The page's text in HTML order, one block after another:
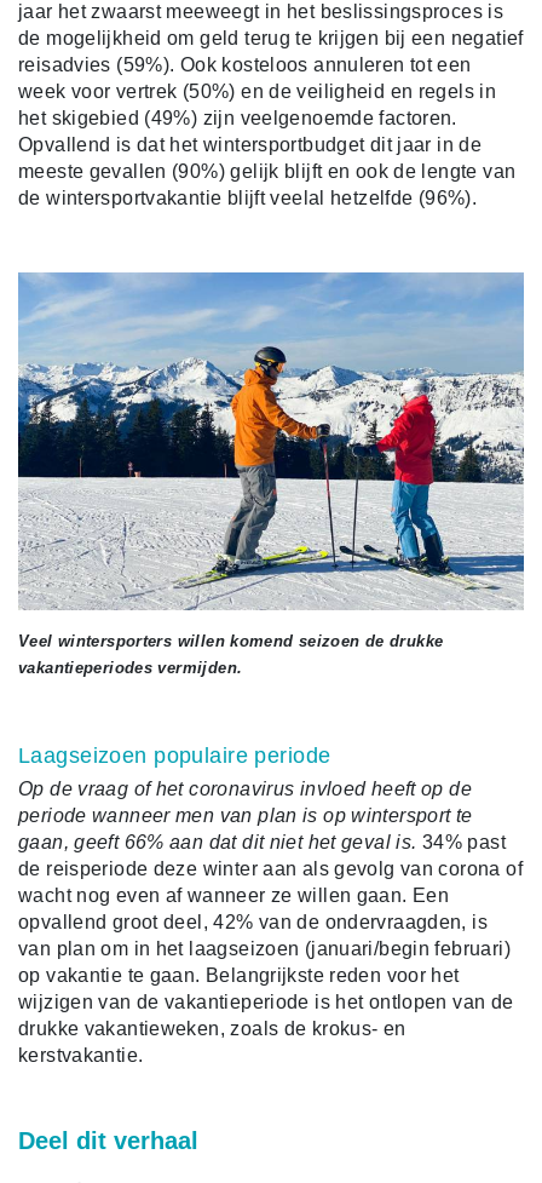
jaar het zwaarst meeweegt in het beslissingsproces is
de mogelijkheid om geld terug te krijgen bij een negatief
reisadvies (59%). Ook kosteloos annuleren tot een
week voor vertrek (50%) en de veiligheid en regels in
het skigebied (49%) zijn veelgenoemde factoren.
Opvallend is dat het wintersportbudget dit jaar in de
meeste gevallen (90%) gelijk blijft en ook de lengte van
de wintersportvakantie blijft veelal hetzelfde (96%).
Veel wintersporters willen komend seizoen de drukke
vakantieperiodes vermijden.
Laagseizoen populaire periode
Op de vraag of het coronavirus invloed heeft op de
periode wanneer men van plan is op wintersport te
gaan, geeft 66% aan dat dit niet het geval is. 34% past
de reisperiode deze winter aan als gevolg van corona of
wacht nog even af wanneer ze willen gaan. Een
opvallend groot deel, 42% van de ondervraagden, is
van plan om in het laagseizoen (januari/begin februari)
op vakantie te gaan. Belangrijkste reden voor het
wijzigen van de vakantieperiode is het ontlopen van de
drukke vakantieweken, zoals de krokus- en
kerstvakantie.
Deel dit verhaal